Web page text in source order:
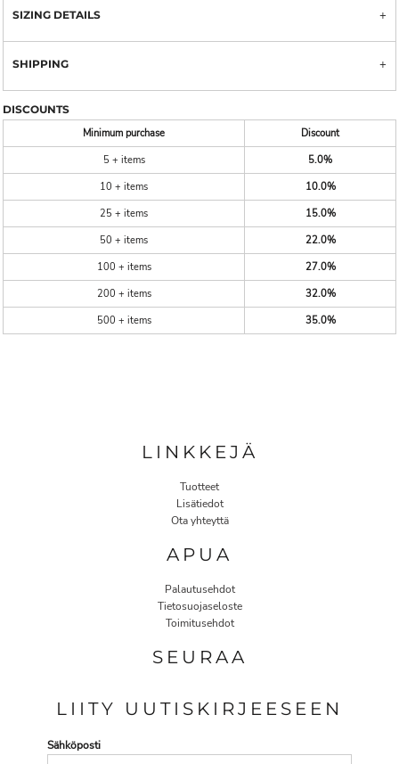
SIZING DETAILS
SHIPPING
DISCOUNTS
Minimum purchase
Discount
5 + items
5.0%
10 + items
10.0%
25 + items
15.0%
50 + items
22.0%
100 + items
27.0%
200 + items
32.0%
500 + items
35.0%
LINKKEJÄ
Tuotteet
Lisätiedot
Ota yhteyttä
APUA
Palautusehdot
Tietosuojaseloste
Toimitusehdot
SEURAA
LIITY UUTISKIRJEESEEN
Sähköposti